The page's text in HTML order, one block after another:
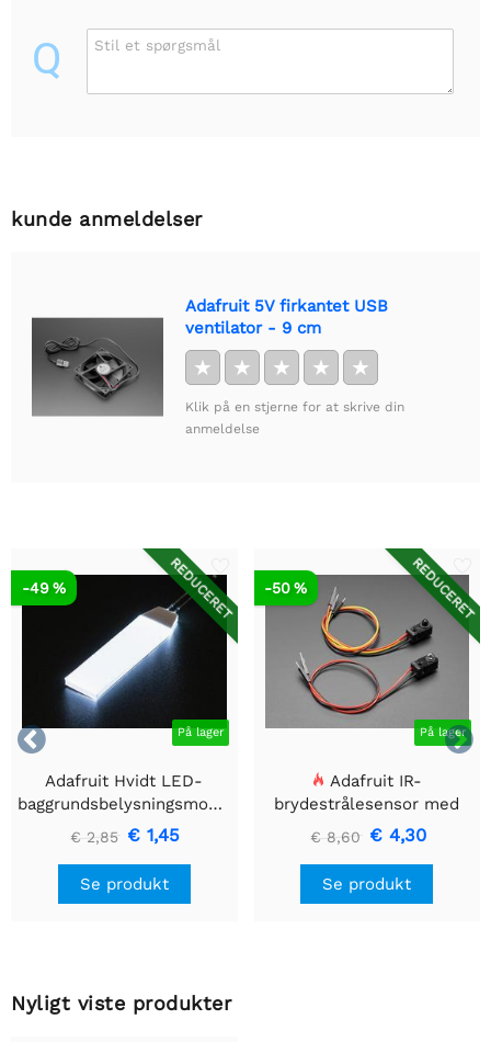
Q Stil et spørgsmål
kunde anmeldelser
Adafruit 5V firkantet USB
ventilator - 9 cm
★ ★ ★ ★ ★
Klik på en stjerne for at skrive din
anmeldelse


REDUCERET
På lager
-49 %
Adafruit Hvidt LED-
baggrundsbelysningsmodul
- Lille 12mm x 40mm
€ 2,85 € 1,45
Se produkt
REDUCERET
På lager
-50 %
Adafruit IR-
brydestrålesensor med
premium ledningsstuds -
5 mm LED'er
€ 8,60 € 4,30
Se produkt
Nyligt viste produkter